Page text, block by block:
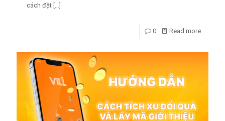
cách đặt
0 Read more